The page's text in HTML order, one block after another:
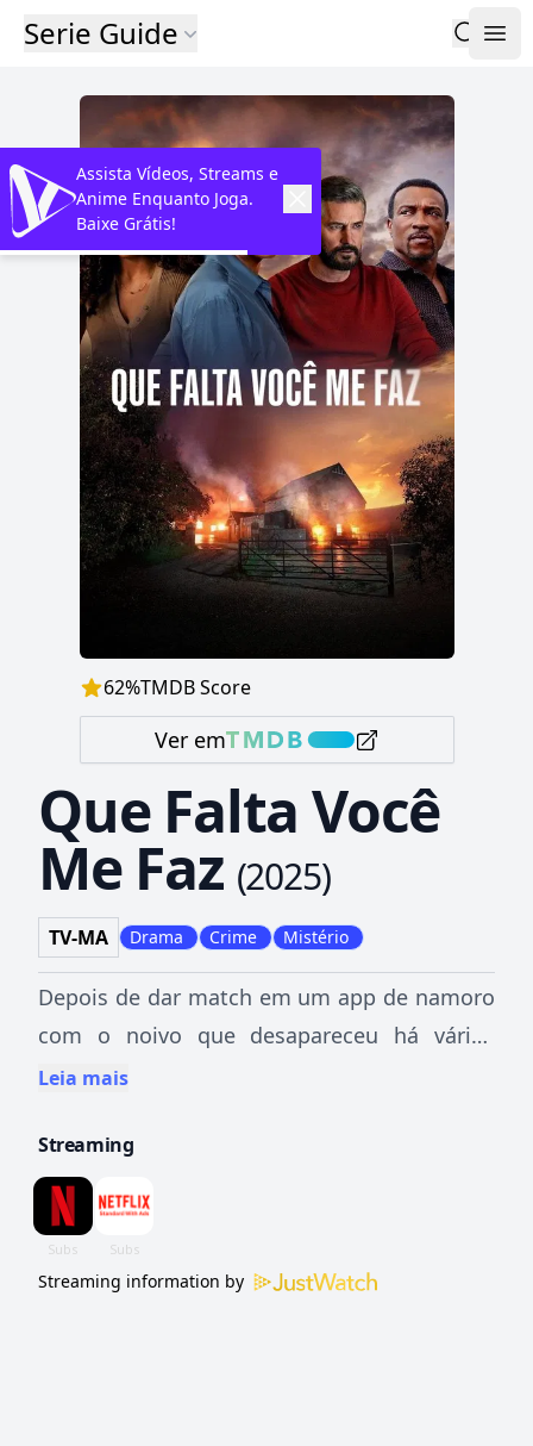
Serie Guide
62%TMDB Score
Ver em
Que Falta Você
Me Faz (2025)
TV-MA Drama Crime Mistério
Depois de dar match em um app de namoro
com o noivo que desapareceu há vários
anos, a detetive Kat Donovan descobre que
passado.
Leia mais
Streaming
Streaming information by
Assista Vídeos, Streams e
Anime Enquanto Joga.
Baixe Grátis!